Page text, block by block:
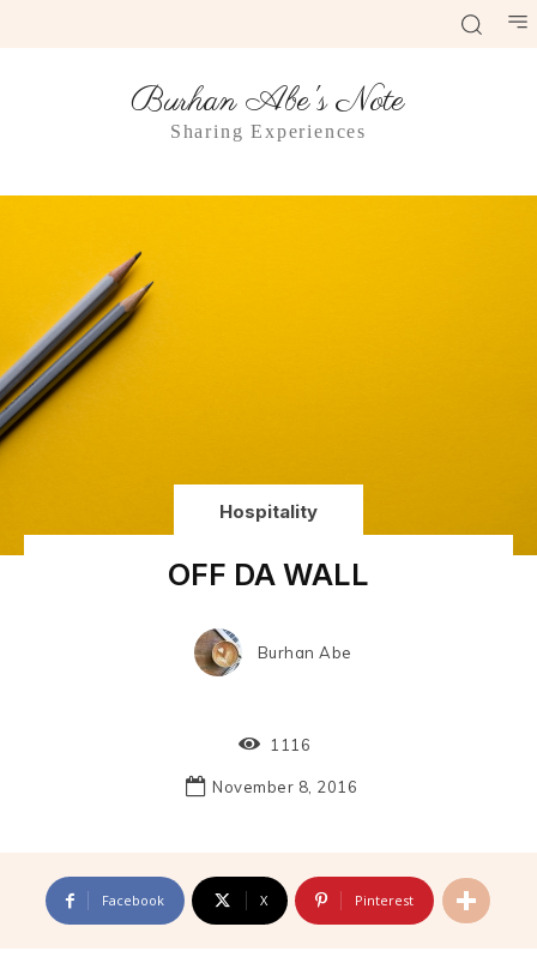
Burhan Abe's Note
Sharing Experiences
Hospitality
OFF DA WALL
Burhan Abe
1116
November 8, 2016
Facebook X Pinterest